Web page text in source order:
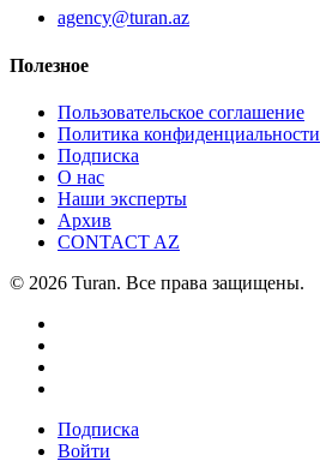
agency@turan.az
Полезное
Пользовательское соглашение
Политика конфиденциальности
Подписка
О нас
Наши эксперты
Архив
CONTACT AZ
© 2026 Turan. Все права защищены.
Подписка
Войти